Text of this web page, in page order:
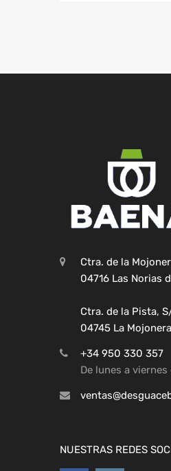
Ctra. de la
04716 Las Norias
Ctra. de la Pista,
04745 La
+34 950 330 357
De lunes a
NUESTRAS REDES